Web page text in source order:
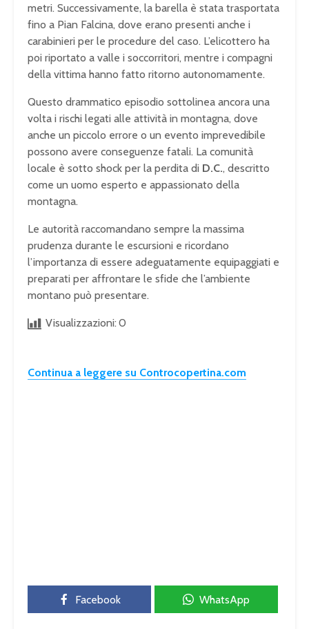
metri. Successivamente, la barella è stata trasportata
fino a Pian Falcina, dove erano presenti anche i
carabinieri per le procedure del caso. L’elicottero ha
poi riportato a valle i soccorritori, mentre i compagni
della vittima hanno fatto ritorno autonomamente.
Questo drammatico episodio sottolinea ancora una
volta i rischi legati alle attività in montagna, dove
anche un piccolo errore o un evento imprevedibile
possono avere conseguenze fatali. La comunità
locale è sotto shock per la perdita di D.C., descritto
come un uomo esperto e appassionato della
montagna.
Le autorità raccomandano sempre la massima
prudenza durante le escursioni e ricordano
l’importanza di essere adeguatamente equipaggiati e
preparati per affrontare le sfide che l’ambiente
montano può presentare.
Visualizzazioni: 0
Continua a leggere su Controcopertina.com
Facebook WhatsApp